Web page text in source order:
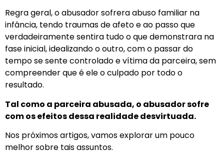
Regra geral, o abusador sofrera abuso familiar na
infância, tendo traumas de afeto e ao passo que
verdadeiramente sentira tudo o que demonstrara na
fase inicial, idealizando o outro, com o passar do
tempo se sente controlado e vítima da parceira, sem
compreender que é ele o culpado por todo o
resultado.
Tal como a parceira abusada, o abusador sofre
com os efeitos dessa realidade desvirtuada.
Nos próximos artigos, vamos explorar um pouco
melhor sobre tais assuntos.